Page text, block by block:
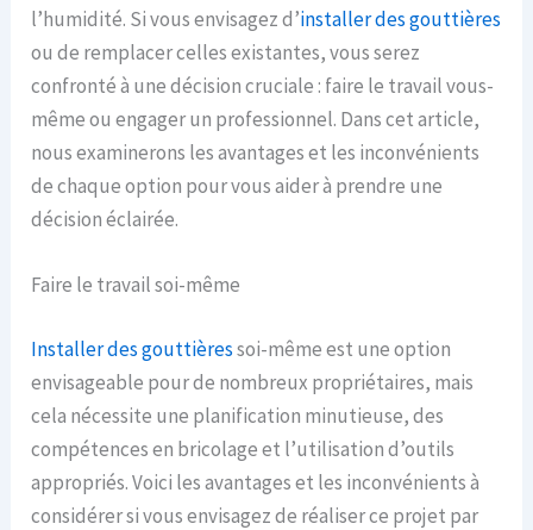
l’humidité. Si vous envisagez d’installer des gouttières
ou de remplacer celles existantes, vous serez
confronté à une décision cruciale : faire le travail vous-
même ou engager un professionnel. Dans cet article,
nous examinerons les avantages et les inconvénients
de chaque option pour vous aider à prendre une
décision éclairée.
Faire le travail soi-même
Installer des gouttièressoi-même est une option
envisageable pour de nombreux propriétaires, mais
cela nécessite une planification minutieuse, des
compétences en bricolage et l’utilisation d’outils
appropriés. Voici les avantages et les inconvénients à
considérer si vous envisagez de réaliser ce projet par